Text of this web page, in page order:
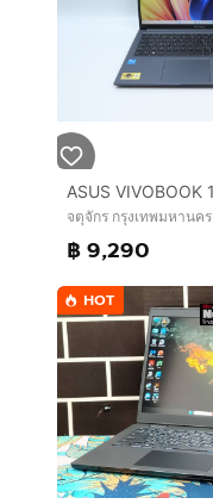
จตุจักร กรุงเทพมหานคร
฿ 9,290
HOT